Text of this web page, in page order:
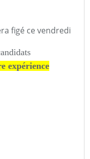
figé ce vendredi
expérience